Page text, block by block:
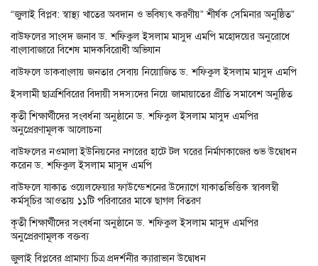
“জুলাই বিপ্লব: স্বাস্থ্য খাতের অবদান ও ভবিষ্যৎ করণীয়” শীর্ষক সেমিনার অনুষ্ঠিত”
বাউফলের সাংসদ জনাব ড. শফিকুল ইসলাম মাসুদ এমপি মহোদয়ের অনুরোধে
বাংলাবাজারে বিশেষ মাদকবিরোধী অভিযান
বাউফলে ডাকবাংলায় জনতার সেবায় নিয়োজিত ড. শফিকুল ইসলাম মাসুদ এমপি
ইসলামী ছাত্রশিবিরের বিদায়ী সদস্যদের নিয়ে জামায়াতের প্রীতি সমাবেশ অনুষ্ঠিত
কৃতী শিক্ষার্থীদের সংবর্ধনা অনুষ্ঠানে ড. শফিকুল ইসলাম মাসুদ এমপির
অনুপ্রেরণামূলক আলোচনা
বাউফলের নওমালা ইউনিয়নের নগরের হাটে টল ঘরের নির্মাণকাজের শুভ উদ্বোধন
করেন ড. শফিকুল ইসলাম মাসুদ এমপি
বাউফলে যাকাত ওয়েলফেয়ার ফাউন্ডেশনের উদ্যোগে যাকাতভিত্তিক স্বাবলম্বী
কর্মসূচির আওতায় ১১টি পরিবারের মাঝে ছাগল বিতরণ
কৃতী শিক্ষার্থীদের সংবর্ধনা অনুষ্ঠানে ড. শফিকুল ইসলাম মাসুদ এমপির
অনুপ্রেরণামূলক বক্তব্য
জুলাই বিপ্লবের প্রামাণ্য চিত্র প্রদর্শনীর ক্যারাভান উদ্বোধন